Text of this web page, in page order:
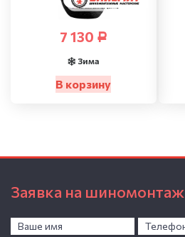
7 130 Р
Зима
В корзину
Заявка на шиномонтаж